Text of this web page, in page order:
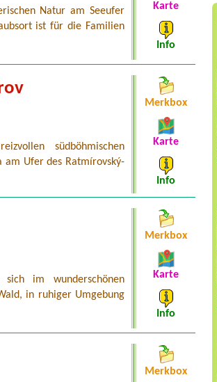
Natur am Seeufer
ist für die Familien
Karte
Info
südböhmischen
am Ufer des Ratmírovský-
Merkbox
Karte
Info
sich im wunderschönen
in ruhiger Umgebung
Merkbox
Karte
Info
Merkbox